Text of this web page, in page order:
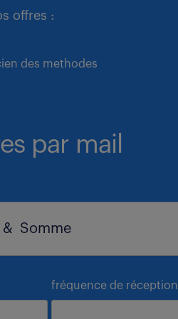
offres :
des methodes
par mail
fréquence de réception